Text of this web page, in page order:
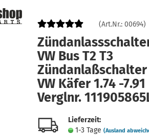
Konto erstellen
Passwort vergessen?
(Art.Nr.: 00694)
VW Bus T2 T3
Zündanlaßschalter
VW Käfer 1.74 -7.91
Verglnr.
Lieferzeit:
1-3 Tage (Ausland